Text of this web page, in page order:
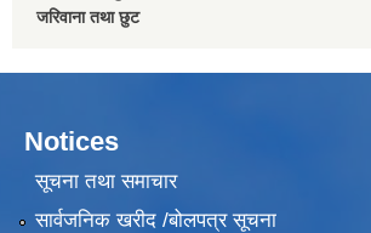
जरिवाना तथा छुट
Notices
सूचना तथा समाचार
सार्वजनिक खरीद /बोलपत्र सूचना